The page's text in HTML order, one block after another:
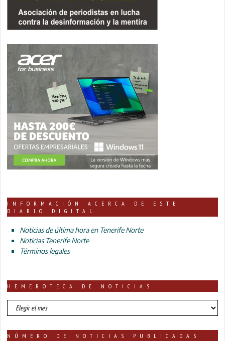
INFORMACIÓN ACERCA DE ESTE
DIARIO DIGITAL
Noticias de última hora en Tenerife Norte
Noticias Tenerife Norte
Términos legales
HEMEROTECA DE NOTICIAS
HEMEROTECA
DE
NÚMERO DE NOTICIAS PUBLICADAS